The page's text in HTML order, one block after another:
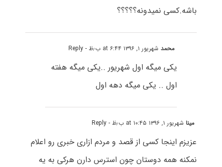
باشه.کسی نمیدونه؟؟؟؟؟
محمدشهریور ۱, ۱۳۹۶ at ۶:۴۴ ب٫ظ - Reply
یکی میگه اول شهریور ..یکی میگه هفته
اول .. یکی میگه دهه اول
میناشهریور ۱, ۱۳۹۶ at ۱۰:۴۵ ب٫ظ - Reply
عزیزم اینجا کسی از قصد و مردم ازاری خبری رو اعلام
نمکنه همه دوستان چون استرس دارن هرکی به یه